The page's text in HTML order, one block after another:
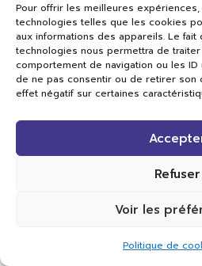
Pour offrir les meilleures
technologies telles que les cookies
aux informations des appareils. Le
technologies nous permettra de
comportement de navigation ou les
de ne pas consentir ou de retirer son
effet négatif sur certaines
Refuser
Voir les
Politique de
Val TV
Centre de Compétences Médias
Rue du Pont-Neuf 24
Tous
Réalisation Cavin-